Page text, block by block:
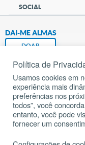
SOCIAL
DAI-ME ALMAS
DOAR
Mapa
Política de
Usamos cookies em
experiência mais
preferências nos
todos”, você
entanto, você pode
fornecer um